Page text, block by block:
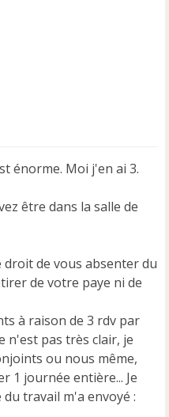
énorme. Moi j'en ai 3.
être dans la salle de
droit de vous absenter du
de votre paye ni de
à raison de 3 rdv par
n'est pas très clair, je
ou nous même,
1 journée entière... Je
travail m'a envoyé :